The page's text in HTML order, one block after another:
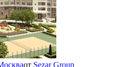
от Sezar Group